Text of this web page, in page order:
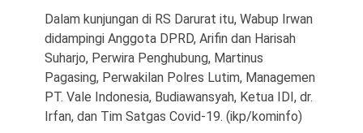
Dalam kunjungan di RS Darurat itu, Wabup Irwan
didampingi Anggota DPRD, Arifin dan Harisah
Suharjo, Perwira Penghubung, Martinus
Pagasing, Perwakilan Polres Lutim, Managemen
PT. Vale Indonesia, Budiawansyah, Ketua IDI, dr.
Irfan, dan Tim Satgas Covid-19. (ikp/kominfo)